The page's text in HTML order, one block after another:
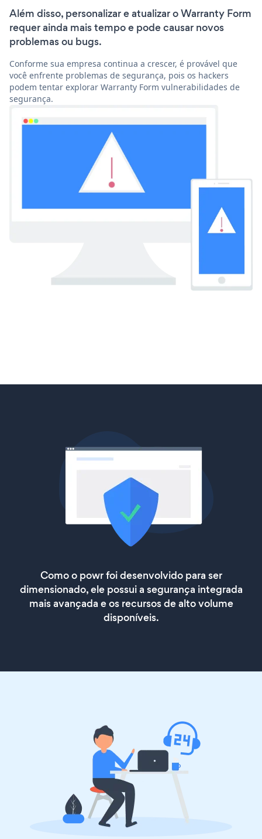
Além disso, personalizar e atualizar o Warranty Form
requer ainda mais tempo e pode causar novos
problemas ou bugs.
Conforme sua empresa continua a crescer, é provável que
você enfrente problemas de segurança, pois os hackers
podem tentar explorar Warranty Form vulnerabilidades de
segurança.
Como o powr foi desenvolvido para ser
dimensionado, ele possui a segurança integrada
mais avançada e os recursos de alto volume
disponíveis.